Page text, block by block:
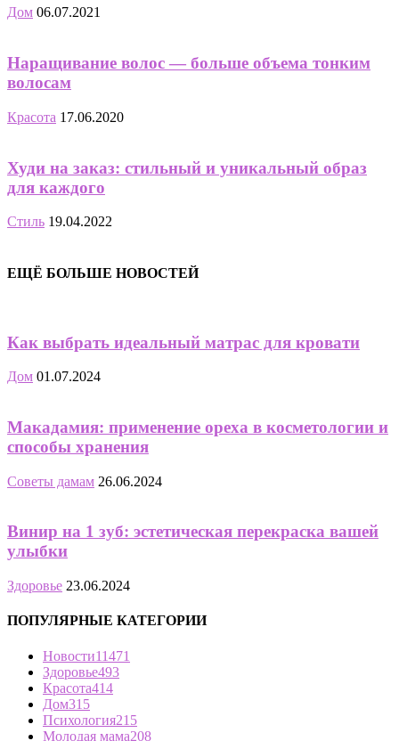
Дом 06.07.2021
Наращивание волос — больше объема тонким
волосам
Красота 17.06.2020
Худи на заказ: стильный и уникальный образ
для каждого
Стиль 19.04.2022
ЕЩЁ БОЛЬШЕ НОВОСТЕЙ
Как выбрать идеальный матрас для кровати
Дом 01.07.2024
Макадамия: применение ореха в косметологии и
способы хранения
Советы дамам 26.06.2024
Винир на 1 зуб: эстетическая перекраска вашей
улыбки
Здоровье 23.06.2024
ПОПУЛЯРНЫЕ КАТЕГОРИИ
Новости11471
Здоровье493
Красота414
Дом315
Психология215
Молодая мама208